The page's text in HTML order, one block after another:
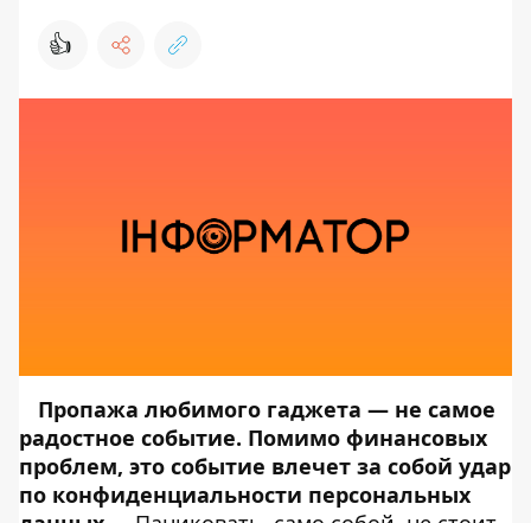
👍
Пропажа любимого гаджета — не самое
радостное событие. Помимо финансовых
проблем, это событие влечет за собой удар
по конфиденциальности персональных